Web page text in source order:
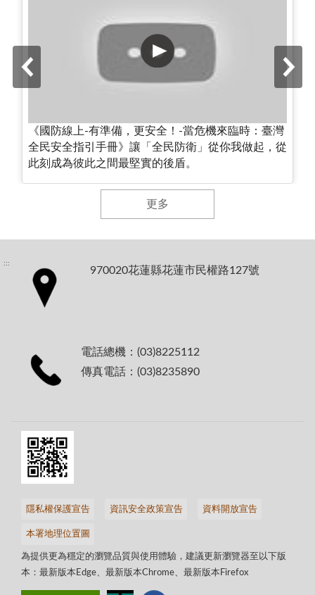
《國防線上-有準備，更安全！-當危機來臨時：臺灣
全民安全指引手冊》讓「全民防衛」從你我做起，從
此刻成為彼此之間最堅實的後盾。
更多
:::
970020花蓮縣花蓮市民權路127號
電話總機：(03)8225112
傳真電話：(03)8235890
隱私權保護宣告 資訊安全政策宣告 資料開放宣告
本署地理位置圖
為提供更為穩定的瀏覽品質與使用體驗，建議更新瀏覽器至以下版
本：最新版本Edge、最新版本Chrome、最新版本Firefox